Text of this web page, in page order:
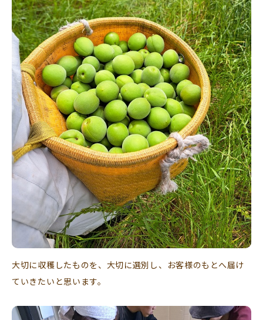
大切に収穫したものを、大切に選別し、お客様のもとへ届け
ていきたいと思います。